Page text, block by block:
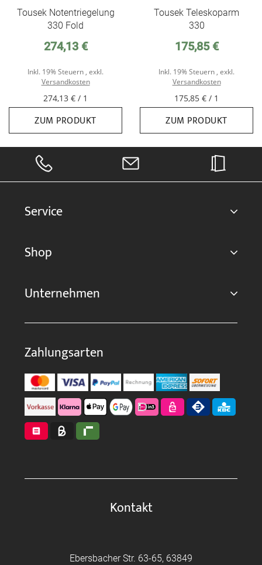
Tousek Notentriegelung
330 Fold
274,13 €
Inkl. 19% Steuern , exkl.
Versandkosten
274,13 € / 1
ZUM PRODUKT
Tousek Teleskoparm
330
175,85 €
Inkl. 19% Steuern , exkl.
Versandkosten
175,85 € / 1
ZUM PRODUKT
Service
Shop
Unternehmen
Zahlungsarten
Kontakt
Ebersbacher Str. 63-65, 63849